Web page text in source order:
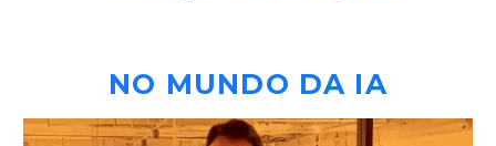
NO MUNDO DA IA